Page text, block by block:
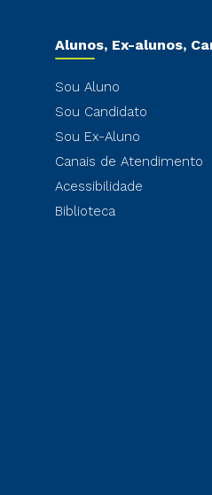
Alunos, Ex-alunos,
Sou Aluno
Sou Candidato
Sou Ex-Aluno
Canais de Atendimento
Acessibilidade
Biblioteca